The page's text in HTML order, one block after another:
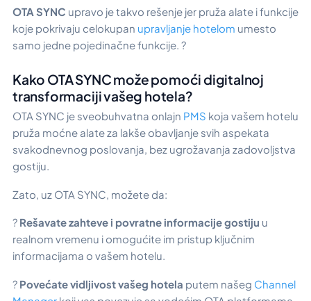
OTA SYNC upravo je takvo rešenje jer pruža alate i funkcije
koje pokrivaju celokupan upravljanje hotelom umesto
samo jedne pojedinačne funkcije. ?
Kako OTA SYNC može pomoći digitalnoj
transformaciji vašeg hotela?
OTA SYNC je sveobuhvatna onlajn PMS koja vašem hotelu
pruža moćne alate za lakše obavljanje svih aspekata
svakodnevnog poslovanja, bez ugrožavanja zadovoljstva
gostiju.
Zato, uz OTA SYNC, možete da:
? Rešavate zahteve i povratne informacije gostiju u
realnom vremenu i omogućite im pristup ključnim
informacijama o vašem hotelu.
? Povećate vidljivost vašeg hotela putem našeg Channel